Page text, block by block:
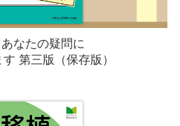
なたの疑問に
第三版（保存版）